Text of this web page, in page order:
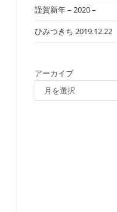
謹賀新年 – 2020 –
ひみつきち 2019.12.22
アーカイブ
月を選択